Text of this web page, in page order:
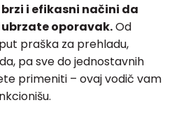
i efikasni načini da
oporavak.Od
praška za prehladu,
pa sve do jednostavnih
primeniti – ovaj vodič vam